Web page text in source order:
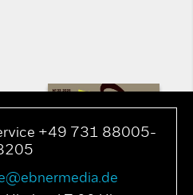
+49 731 88005-